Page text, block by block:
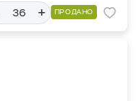
+ ПРОДАНО